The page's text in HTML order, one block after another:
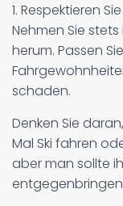
1. Respektieren
Nehmen Sie
herum. Passen
schaden.
Denken Sie
Mal Ski fahren
aber man sollte